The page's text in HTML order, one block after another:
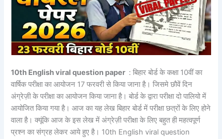
10th English viral question paper : बिहार बोर्ड के कक्षा 10वीं का
वार्षिक परीक्षा का आयोजन 17 फरवरी से किया जाना है। जिसमे छौवें दिन
अंग्रेज़ी के परीक्षा का आयोजन किया जाना है। बोर्ड के द्वारा परीक्षा दो पालियो में
आयोजित किया गया है। आज का यह लेख बिहार बोर्ड में परीक्षा छत्रों के लिए होने
वाला है। क्यूंकि आज के इस लेख में अंग्रेज़ी परीक्षा के लिए बहुत ही महत्वपूर्ण
प्रश्न का संग्रह लेकर आये हुए है। 10th English viral question